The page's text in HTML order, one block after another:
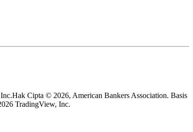
Hak Cipta © 2026, American Bankers Association. Basis
TradingView, Inc.